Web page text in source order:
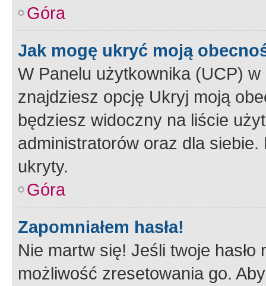
Góra
Jak mogę ukryć moją
W Panelu użytkownika (UCP) w
znajdziesz opcję Ukryj moją
będziesz widoczny na liście
administratorów oraz dla
ukryty.
Góra
Zapomniałem hasła!
Nie martw się! Jeśli twoje
możliwość zresetowania go.